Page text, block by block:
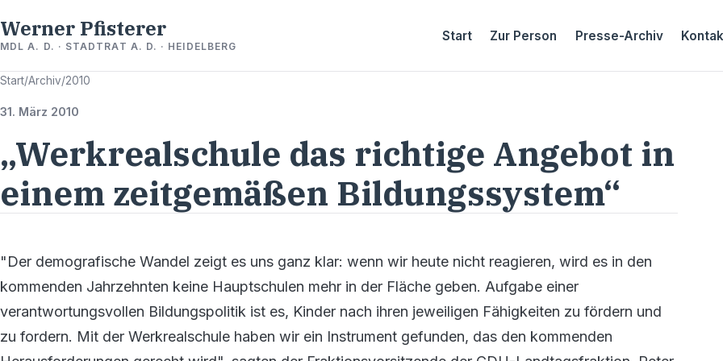
Werner Pfisterer
MDL A. D. · STADTRAT A. D. · HEIDELBERG
Start Zur Person Presse-Archiv
Start/Archiv/2010
31. März 2010
„Werkrealschule das richtige Angebot in
einem zeitgemäßen Bildungssystem“
"Der demografische Wandel zeigt es uns ganz klar: wenn wir heute nicht reagieren, wird es in den
kommenden Jahrzehnten keine Hauptschulen mehr in der Fläche geben. Aufgabe einer
verantwortungsvollen Bildungspolitik ist es, Kinder nach ihren jeweiligen Fähigkeiten zu fördern und
zu fordern. Mit der Werkrealschule haben wir ein Instrument gefunden, das den kommenden